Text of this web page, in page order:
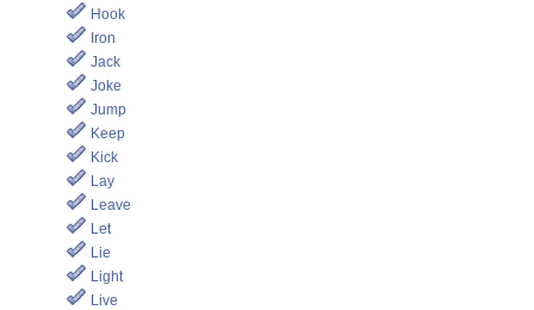
Hook
Iron
Jack
Joke
Jump
Keep
Kick
Lay
Leave
Let
Lie
Light
Live